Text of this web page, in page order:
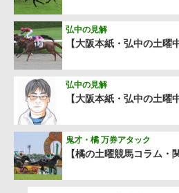
【大阪本紙・弘中の土曜
弘中の見解
【大阪本紙・弘中の土曜
弘中の見解
【橘の土曜競馬コラム・
鬼才・橘 万券アタック